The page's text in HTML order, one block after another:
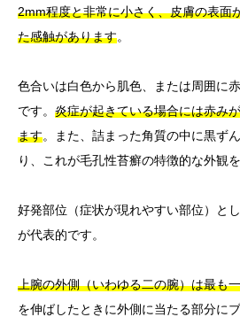
2mm程度と非常に小さく、皮膚の表面
た感触があります。
色合いは白色から肌色、または周囲に
です。 炎症が起きている場合には赤み
ます。また、詰まった角質の中に黒ず
り、これが毛孔性苔癬の特徴的な外観
好発部位（症状が現れやすい部位）と
が代表的です。
上腕の外側（いわゆる二の腕）は最も
を伸ばしたときに外側に当たる部分に